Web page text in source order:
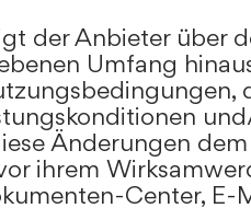
der Anbieter über
Umfang
Änderungen
ihrem
Center, E-